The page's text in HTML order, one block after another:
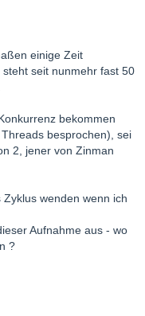
einige Zeit
seit nunmehr fast 50
bekommen
besprochen), sei
2, jener von Zinman
wenden wenn ich
Aufnahme aus - wo
?